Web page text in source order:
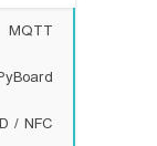
MQTT
/ NFC